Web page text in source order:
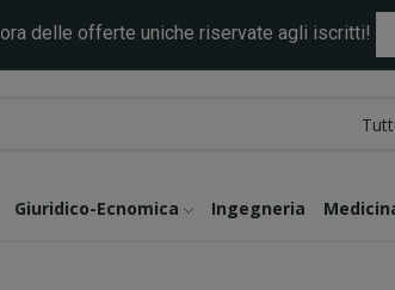
delle offerte uniche riservate agli iscritti!
Giuridico-Ecnomica Ingegneria